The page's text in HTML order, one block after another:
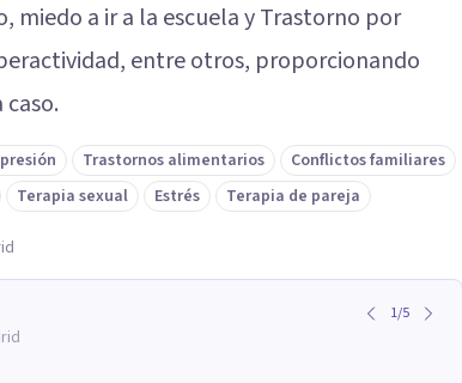
miedo a ir a la escuela y Trastorno por
entre otros, proporcionando
Trastornos alimentarios
Conflictos familiares
Terapia sexual Estrés Terapia de pareja
1/5